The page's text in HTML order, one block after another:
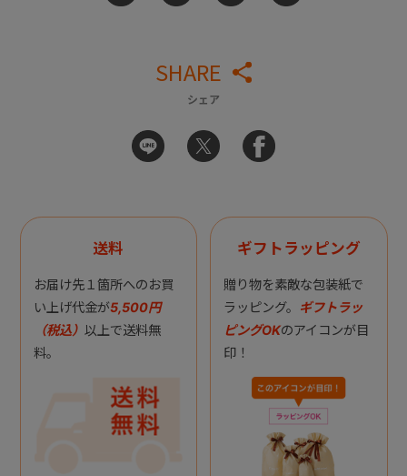
SHARE
シェア
送料
お届け先１箇所へのお買
い上げ代金が5,500円
（税込） 以上で送料無
料。
ギフトラッピング
贈り物を素敵な包装紙で
ラッピング。 ギフトラッ
ピングOKのアイコンが目
印！